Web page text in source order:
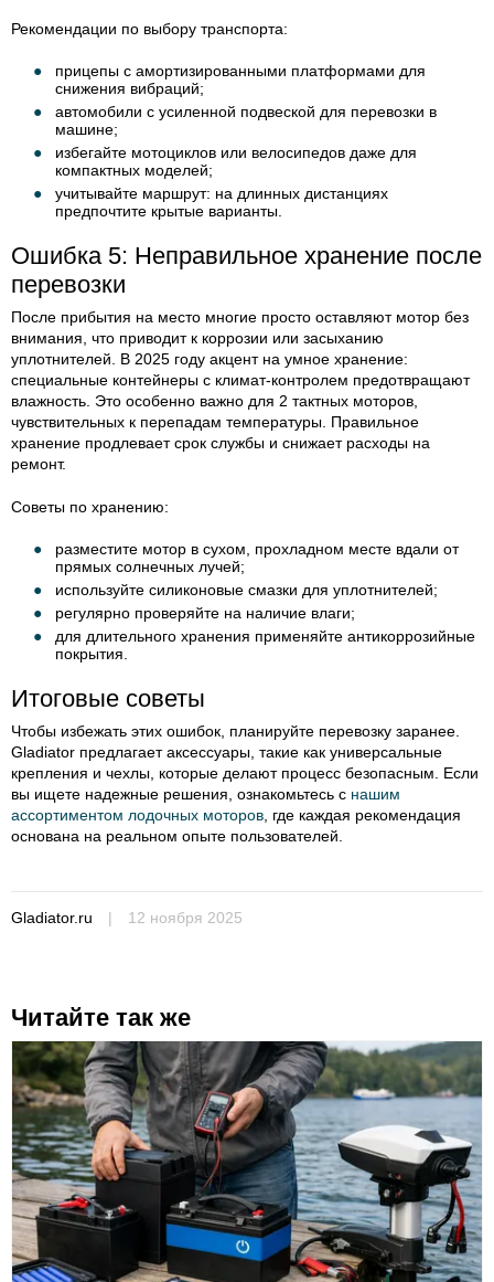
Рекомендации по выбору транспорта:
прицепы с амортизированными платформами для
снижения вибраций;
автомобили с усиленной подвеской для перевозки в
машине;
избегайте мотоциклов или велосипедов даже для
компактных моделей;
учитывайте маршрут: на длинных дистанциях
предпочтите крытые варианты.
Ошибка 5: Неправильное хранение после
перевозки
После прибытия на место многие просто оставляют мотор без
внимания, что приводит к коррозии или засыханию
уплотнителей. В 2025 году акцент на умное хранение:
специальные контейнеры с климат-контролем предотвращают
влажность. Это особенно важно для 2 тактных моторов,
чувствительных к перепадам температуры. Правильное
хранение продлевает срок службы и снижает расходы на
ремонт.
Советы по хранению:
разместите мотор в сухом, прохладном месте вдали от
прямых солнечных лучей;
используйте силиконовые смазки для уплотнителей;
регулярно проверяйте на наличие влаги;
для длительного хранения применяйте антикоррозийные
покрытия.
Итоговые советы
Чтобы избежать этих ошибок, планируйте перевозку заранее.
Gladiator предлагает аксессуары, такие как универсальные
крепления и чехлы, которые делают процесс безопасным. Если
вы ищете надежные решения, ознакомьтесь с нашим
ассортиментом лодочных моторов, где каждая рекомендация
основана на реальном опыте пользователей.
Gladiator.ru | 12 ноября 2025
Читайте так же